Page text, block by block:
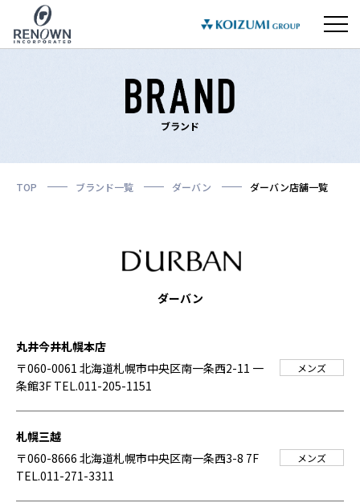
ブランド
TOP ブランド一覧 ダーバン ダーバン店舗一覧
ダーバン
丸井今井札幌本店
〒060-0061 北海道札幌市中央区南一条西2-11 一
条館3F TEL.011-205-1151
メンズ
札幌三越
〒060-8666 北海道札幌市中央区南一条西3-8 7F
TEL.011-271-3311
メンズ